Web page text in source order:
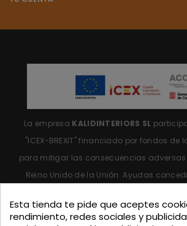
La empresa KALIDINTERIORS SL
"ICEX-BREXIT"financiado por fondos de
para mitigar las consecuencias
Reino Unido de la Unión.Ayudas
Esta tienda te pide que aceptes
rendimiento, redes sociales y